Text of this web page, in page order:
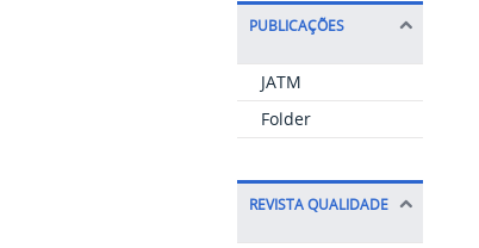
PUBLICAÇÕES
JATM
Folder
REVISTA QUALIDADE